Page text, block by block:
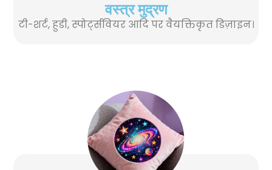
वस्त्र मुद्रण
टी-शर्ट, हुडी, स्पोर्ट्सवियर आदि पर वैयक्तिकृत डिज़ाइन।